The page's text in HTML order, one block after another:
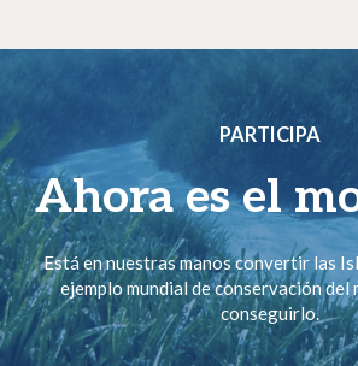
PARTICIPA
Ahora es el
Está en nuestras manos convertir las
ejemplo mundial de conservación del
conseguirlo.